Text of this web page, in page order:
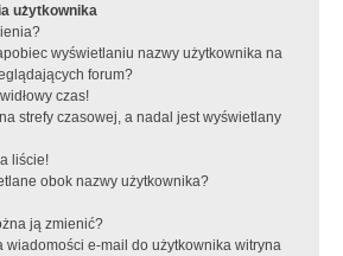
użytkownika
wyświetlaniu nazwy użytkownika na
forum?
czas!
strefy czasowej, a nadal jest wyświetlany
liście!
obok nazwy użytkownika?
ją zmienić?
wiadomości e-mail do użytkownika witryna